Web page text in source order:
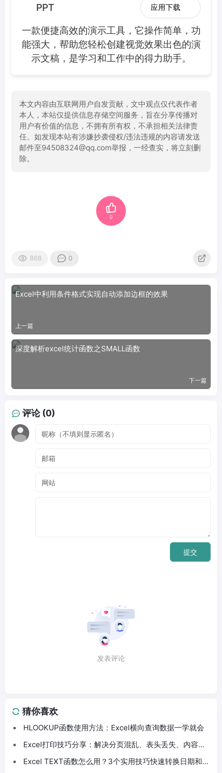
PPT 应用下载
一款便捷高效的演示工具，它操作简单，功
能强大，帮助您轻松创建视觉效果出色的演
示文稿，是学习和工作中的得力助手。
本文内容由互联网用户自发贡献，文中观点仅代表作者
本人，本站仅提供信息存储空间服务，旨在分享传播对
用户有价值的信息，不拥有所有权，不承担相关法律责
任。如发现本站有涉嫌抄袭侵权/违法违规的内容请发送
邮件至94508324@qq.com举报，一经查实，将立刻删
除。
0
868 0
Excel中利用条件格式实现自动添加边框的效果
上一篇
深度解析excel统计函数之SMALL函数
下一篇
评论 (0)
提交
发表评论
猜你喜欢
HLOOKUP函数使用方法：Excel横向查询数据一学就会
Excel打印技巧分享：解决分页混乱、表头丢失、内容截
Excel TEXT函数怎么用？3个实用技巧快速转换日期和数